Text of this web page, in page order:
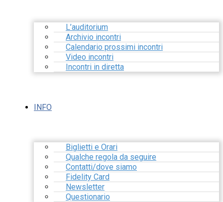
L’auditorium
Archivio incontri
Calendario prossimi incontri
Video incontri
Incontri in diretta
INFO
Biglietti e Orari
Qualche regola da seguire
Contatti/dove siamo
Fidelity Card
Newsletter
Questionario